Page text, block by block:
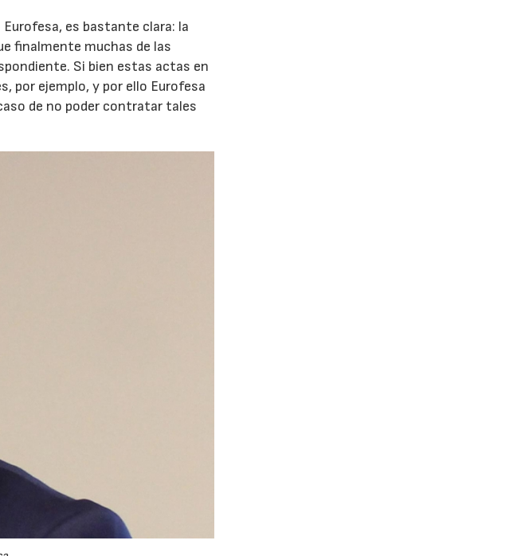
es bastante clara: la
finalmente muchas de las
Si bien estas actas en
por ejemplo, y por ello Eurofesa
de no poder contratar tales